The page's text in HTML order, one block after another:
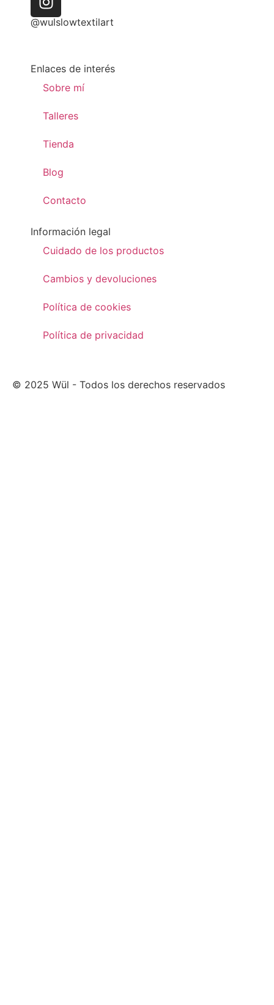
@wulslowtextilart
Enlaces de interés
Sobre mí
Talleres
Tienda
Blog
Contacto
Información legal
Cuidado de los productos
Cambios y devoluciones
Política de cookies
Política de privacidad
© 2025 Wül - Todos los derechos reservados